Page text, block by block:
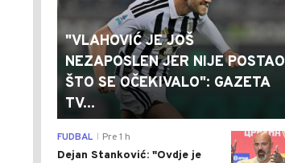
"VLAHOVIĆ JE JOŠ
NEZAPOSLEN JER NIJE POSTAO
ŠTO SE OČEKIVALO": GAZETA
TV...
FUDBAL Pre 1 h
Dejan Stanković: "Ovdje je